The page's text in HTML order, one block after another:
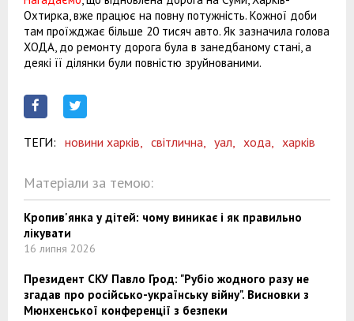
Охтирка, вже працює на повну потужність. Кожної доби
там проїжджає більше 20 тисяч авто. Як зазначила голова
ХОДА, до ремонту дорога була в занедбаному стані, а
деякі її ділянки були повністю зруйнованими.
ТЕГИ: новини харків, світлична, уал, хода, харків
Матеріали за темою:
Кропив'янка у дітей: чому виникає і як правильно
лікувати
16 липня 2026
Президент СКУ Павло Грод: "Рубіо жодного разу не
згадав про російсько-українську війну". Висновки з
Мюнхенської конференції з безпеки